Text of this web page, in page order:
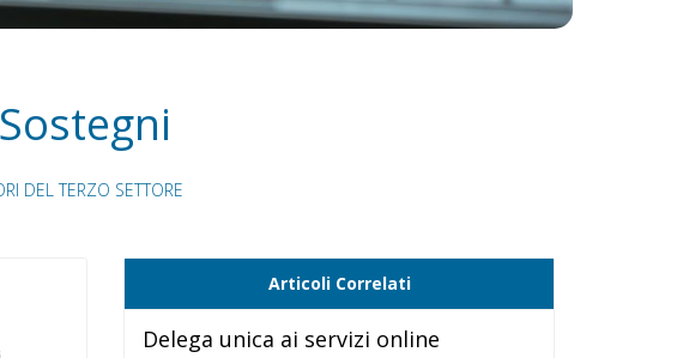
DEL TERZO SETTORE
Articoli Correlati
Delega unica ai servizi online